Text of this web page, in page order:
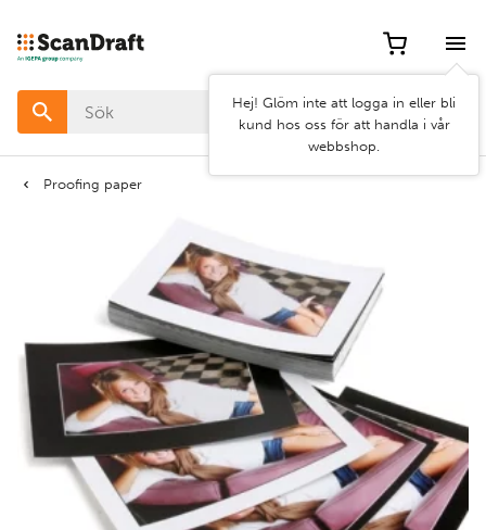
Hej! Glöm inte att logga in eller bli
kund hos oss för att handla i vår
webbshop.
Proofing paper
Filter
Färg
filter
Använd
filter